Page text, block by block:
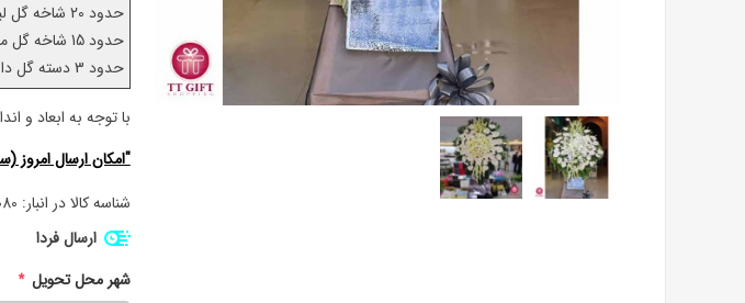
حدود 20 شاخه گل لیلیوم
حدود 15 شاخه گل مریم
حدود 3 دسته گل داوودی
با توجه به ابعاد و
"امکان ارسال امروز
شناسه کالا در انبار:
ارسال فردا
شهر محل تحویل *